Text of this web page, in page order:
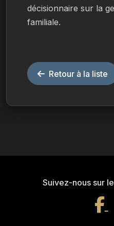
décisionnaire sur la
familiale.
Retour à la liste
Suivez-nous sur